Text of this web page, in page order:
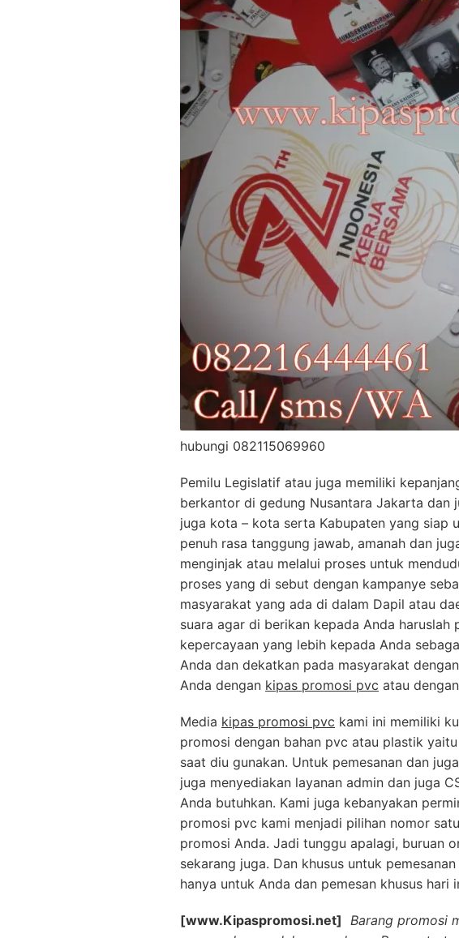
hubungi 082115069960
Pemilu Legislatif atau juga memiliki
berkantor di gedung Nusantara Jakarta dan
juga kota – kota serta Kabupaten yang siap
penuh rasa tanggung jawab, amanah dan
menginjak atau melalui proses untuk
proses yang di sebut dengan kampanye
masyarakat yang ada di dalam Dapil atau
suara agar di berikan kepada Anda haruslah
kepercayaan yang lebih kepada Anda
Anda dan dekatkan pada masyarakat
Anda dengan kipas promosi pvc atau
Media kipas promosi pvc kami ini memiliki
promosi dengan bahan pvc atau plastik
saat diu gunakan. Untuk pemesanan dan
juga menyediakan layanan admin dan juga
Anda butuhkan. Kami juga kebanyakan
promosi pvc kami menjadi pilihan nomor
promosi Anda. Jadi tunggu apalagi, buruan
sekarang juga. Dan khusus untuk
hanya untuk Anda dan pemesan khusus hari
[www.Kipaspromosi.net]
Barang promosi